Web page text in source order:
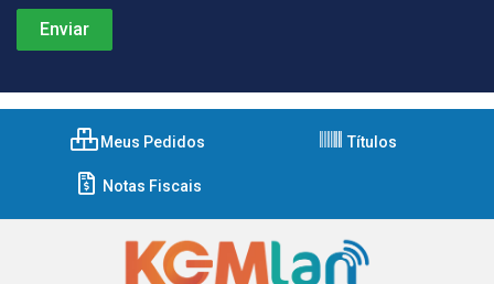
Meus Pedidos Títulos
Notas Fiscais